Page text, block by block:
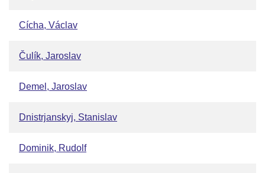
Cícha, Václav
Čulík, Jaroslav
Demel, Jaroslav
Dnistrjanskyj, Stanislav
Dominik, Rudolf